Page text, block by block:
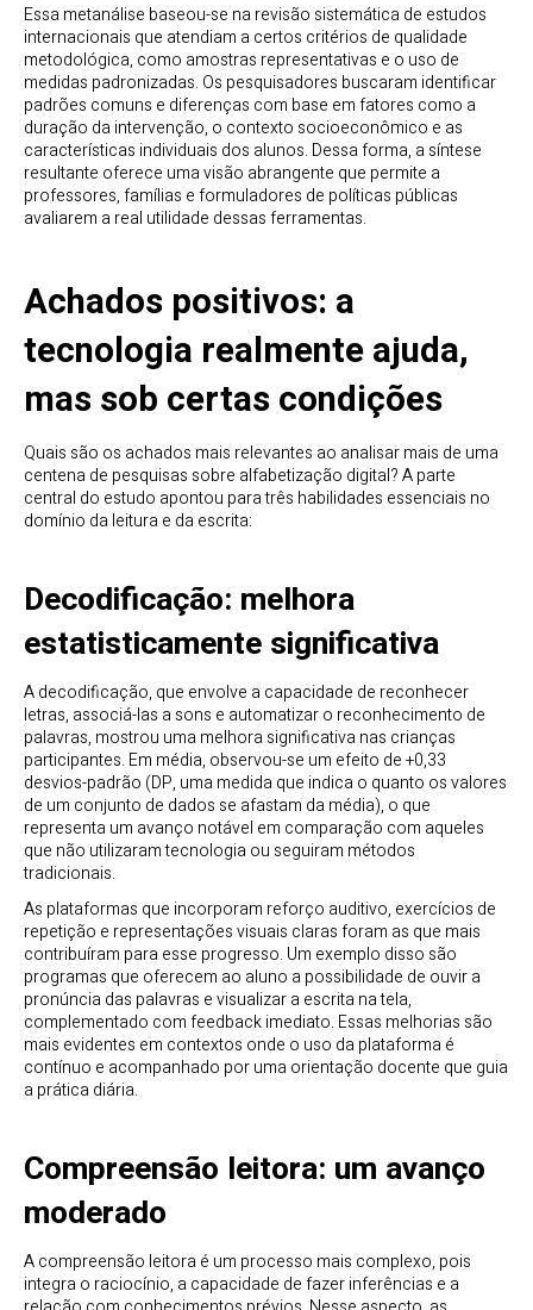
Essa metanálise baseou-se na revisão sistemática de estudos
internacionais que atendiam a certos critérios de qualidade
metodológica, como amostras representativas e o uso de
medidas padronizadas. Os pesquisadores buscaram identificar
padrões comuns e diferenças com base em fatores como a
duração da intervenção, o contexto socioeconômico e as
características individuais dos alunos. Dessa forma, a síntese
resultante oferece uma visão abrangente que permite a
professores, famílias e formuladores de políticas públicas
avaliarem a real utilidade dessas ferramentas.
Achados positivos: a
tecnologia realmente ajuda,
mas sob certas condições
Quais são os achados mais relevantes ao analisar mais de uma
centena de pesquisas sobre alfabetização digital? A parte
central do estudo apontou para três habilidades essenciais no
domínio da leitura e da escrita:
Decodificação: melhora
estatisticamente significativa
A decodificação, que envolve a capacidade de reconhecer
letras, associá-las a sons e automatizar o reconhecimento de
palavras, mostrou uma melhora significativa nas crianças
participantes. Em média, observou-se um efeito de +0,33
desvios-padrão (DP, uma medida que indica o quanto os valores
de um conjunto de dados se afastam da média), o que
representa um avanço notável em comparação com aqueles
que não utilizaram tecnologia ou seguiram métodos
tradicionais.
As plataformas que incorporam reforço auditivo, exercícios de
repetição e representações visuais claras foram as que mais
contribuíram para esse progresso. Um exemplo disso são
programas que oferecem ao aluno a possibilidade de ouvir a
pronúncia das palavras e visualizar a escrita na tela,
complementado com feedback imediato. Essas melhorias são
mais evidentes em contextos onde o uso da plataforma é
contínuo e acompanhado por uma orientação docente que guia
a prática diária.
Compreensão leitora: um avanço
moderado
A compreensão leitora é um processo mais complexo, pois
integra o raciocínio, a capacidade de fazer inferências e a